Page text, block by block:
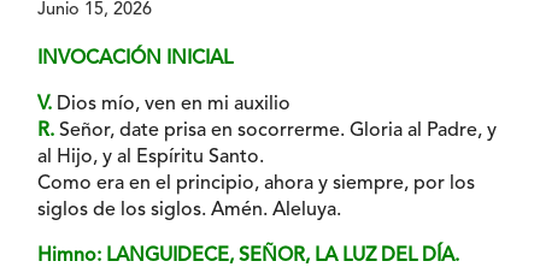
Junio 15, 2026
INVOCACIÓN INICIAL
V. Dios mío, ven en mi auxilio
R. Señor, date prisa en socorrerme. Gloria al Padre, y
al Hijo, y al Espíritu Santo.
Como era en el principio, ahora y siempre, por los
siglos de los siglos. Amén. Aleluya.
Himno: LANGUIDECE, SEÑOR, LA LUZ DEL DÍA.